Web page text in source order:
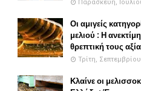
Παρασκευή,
Οι αμιγείς
μελιού : Η
θρεπτική τους αξία
Τρίτη,
Κλαίνε οι